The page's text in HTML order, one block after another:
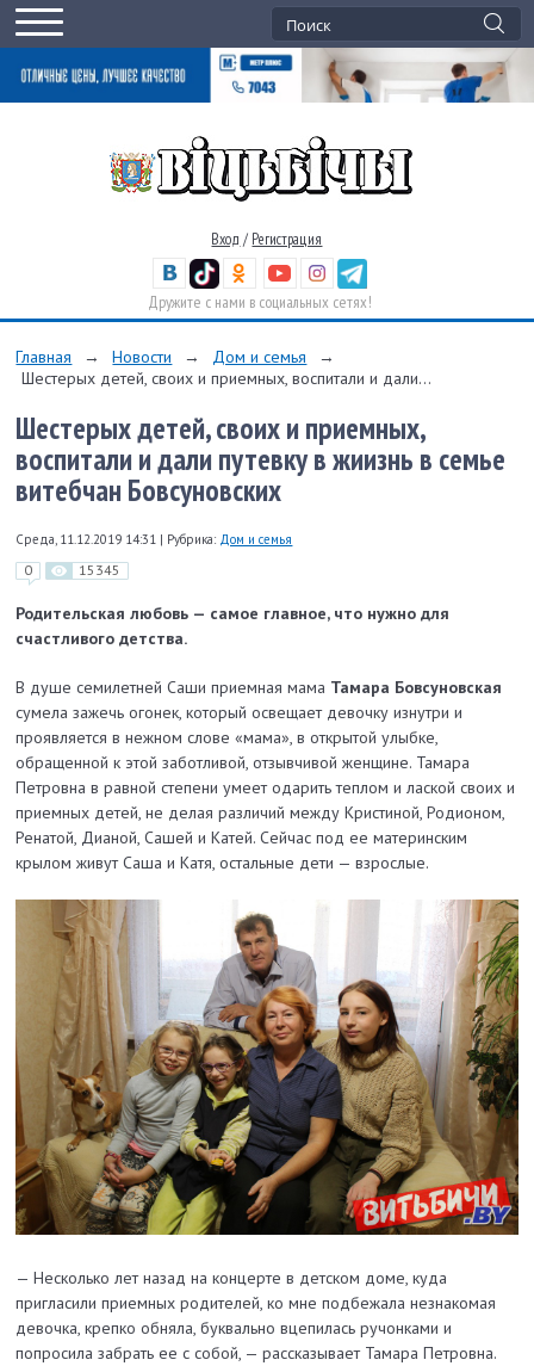
Вход / Регистрация
Дружите с нами в социальных сетях!
Главная → Новости → Дом и семья
→
Шестерых детей, своих и приемных, воспитали и дали...
Шестерых детей, своих и приемных,
воспитали и дали путевку в жиизнь в семье
витебчан Бовсуновских
Среда, 11.12.2019 14:31 | Рубрика: Дом и семья
0 15345
Родительская любовь — самое главное, что нужно для
счастливого детства.
В душе семилетней Саши приемная мама Тамара Бовсуновская
сумела зажечь огонек, который освещает девочку изнутри и
проявляется в нежном слове «мама», в открытой улыбке,
обращенной к этой заботливой, отзывчивой женщине. Тамара
Петровна в равной степени умеет одарить теплом и лаской своих и
приемных детей, не делая различий между Кристиной, Родионом,
Ренатой, Дианой, Сашей и Катей. Сейчас под ее материнским
крылом живут Саша и Катя, остальные дети — взрослые.
— Несколько лет назад на концерте в детском доме, куда
пригласили приемных родителей, ко мне подбежала незнакомая
девочка, крепко обняла, буквально вцепилась ручонками и
попросила забрать ее с собой, — рассказывает Тамара Петровна.